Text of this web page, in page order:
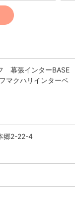
幕張インターBASE
マクハリインターベ
郷2-22-4